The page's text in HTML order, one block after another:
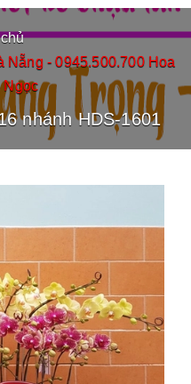
- 0945.500.700 Hoa
Ngọc
nhánh HDS-1601